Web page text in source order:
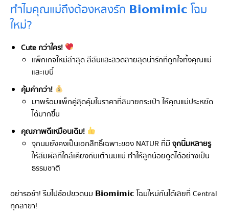
ทำไมคุณแม่ถึงต้องหลงรัก 𝗕𝗶𝗼𝗺𝗶𝗺𝗶𝗰 โฉม
ใหม่?
Cute กว่าใคร!
แพ็กเกจใหม่ล่าสุด สีสันและลวดลายสุดน่ารักที่ถูกใจทั้งคุณแม่
และเบบี๋
คุ้มค่ากว่า!
มาพร้อมแพ็กคู่สุดคุ้มในราคาที่สบายกระเป๋า ให้คุณแม่ประหยัด
ได้มากขึ้น
คุณภาพดีเหมือนเดิม!
จุกนมยังคงเป็นเอกสิทธิ์เฉพาะของ NATUR ที่มี จุกนิ่มหลายรู
ให้สัมผัสที่ใกล้เคียงกับเต้านมแม่ ทำให้ลูกน้อยดูดได้อย่างเป็น
ธรรมชาติ
อย่ารอช้า! รีบไปช้อปขวดนม 𝗕𝗶𝗼𝗺𝗶𝗺𝗶𝗰 โฉมใหม่กันได้เลยที่ Central
ทุกสาขา!